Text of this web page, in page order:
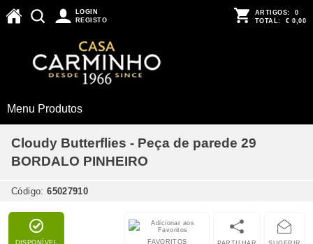
LOGIN
REGISTO
ARTIGOS: 0
TOTAL: € 0,00
Menu Produtos
Cloudy Butterflies - Peça de parede 29
BORDALO PINHEIRO
Código:65027910
DISPONÍVEL FAVORITOS